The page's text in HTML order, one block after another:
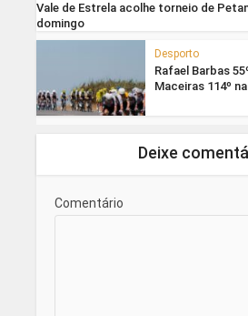
Vale de Estrela acolhe torneio de
domingo
Desporto
Rafael Barbas
Maceiras 114º
Deixe
Comentário